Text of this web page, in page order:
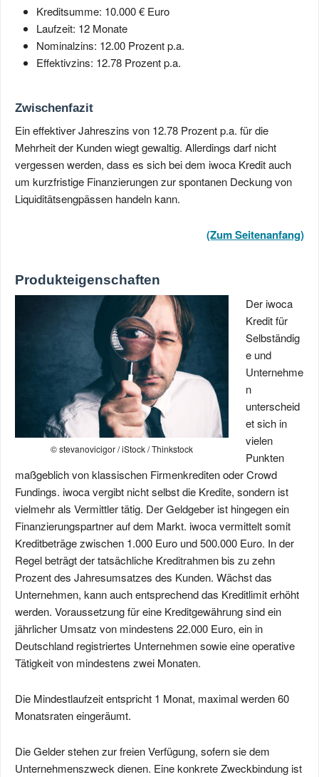
Kreditsumme: 10.000 € Euro
Laufzeit: 12 Monate
Nominalzins: 12.00 Prozent p.a.
Effektivzins: 12.78 Prozent p.a.
Zwischenfazit
Ein effektiver Jahreszins von 12.78 Prozent p.a. für die
Mehrheit der Kunden wiegt gewaltig. Allerdings darf nicht
vergessen werden, dass es sich bei dem iwoca Kredit auch
um kurzfristige Finanzierungen zur spontanen Deckung von
Liquiditätsengpässen handeln kann.
(Zum Seitenanfang)
Produkteigenschaften
© stevanovicigor / iStock / Thinkstock
Der iwoca
Kredit für
Selbständig
e und
Unternehme
n
unterscheid
et sich in
vielen
Punkten
maßgeblich von klassischen Firmenkrediten oder Crowd
Fundings. iwoca vergibt nicht selbst die Kredite, sondern ist
vielmehr als Vermittler tätig. Der Geldgeber ist hingegen ein
Finanzierungspartner auf dem Markt. iwoca vermittelt somit
Kreditbeträge zwischen 1.000 Euro und 500.000 Euro. In der
Regel beträgt der tatsächliche Kreditrahmen bis zu zehn
Prozent des Jahresumsatzes des Kunden. Wächst das
Unternehmen, kann auch entsprechend das Kreditlimit erhöht
werden. Voraussetzung für eine Kreditgewährung sind ein
jährlicher Umsatz von mindestens 22.000 Euro, ein in
Deutschland registriertes Unternehmen sowie eine operative
Tätigkeit von mindestens zwei Monaten.
Die Mindestlaufzeit entspricht 1 Monat, maximal werden 60
Monatsraten eingeräumt.
Die Gelder stehen zur freien Verfügung, sofern sie dem
Unternehmenszweck dienen. Eine konkrete Zweckbindung ist